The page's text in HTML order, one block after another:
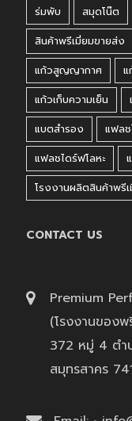
ร่มพับ
สมุดโน๊ต
สินค้าพรีเมี่ยมขายส่ง
แก้วสูญญากาศ
แ
แก้วเก็บความเย็น
แบตสำรอง
แฟล
แฟลชไดร์ฟโลหะ
โรงงานผลิตสินค้าพรี
CONTACT US
Premium
(โรงงานของพ
372 หมู่ 4 ตำ
สมุทรสาคร